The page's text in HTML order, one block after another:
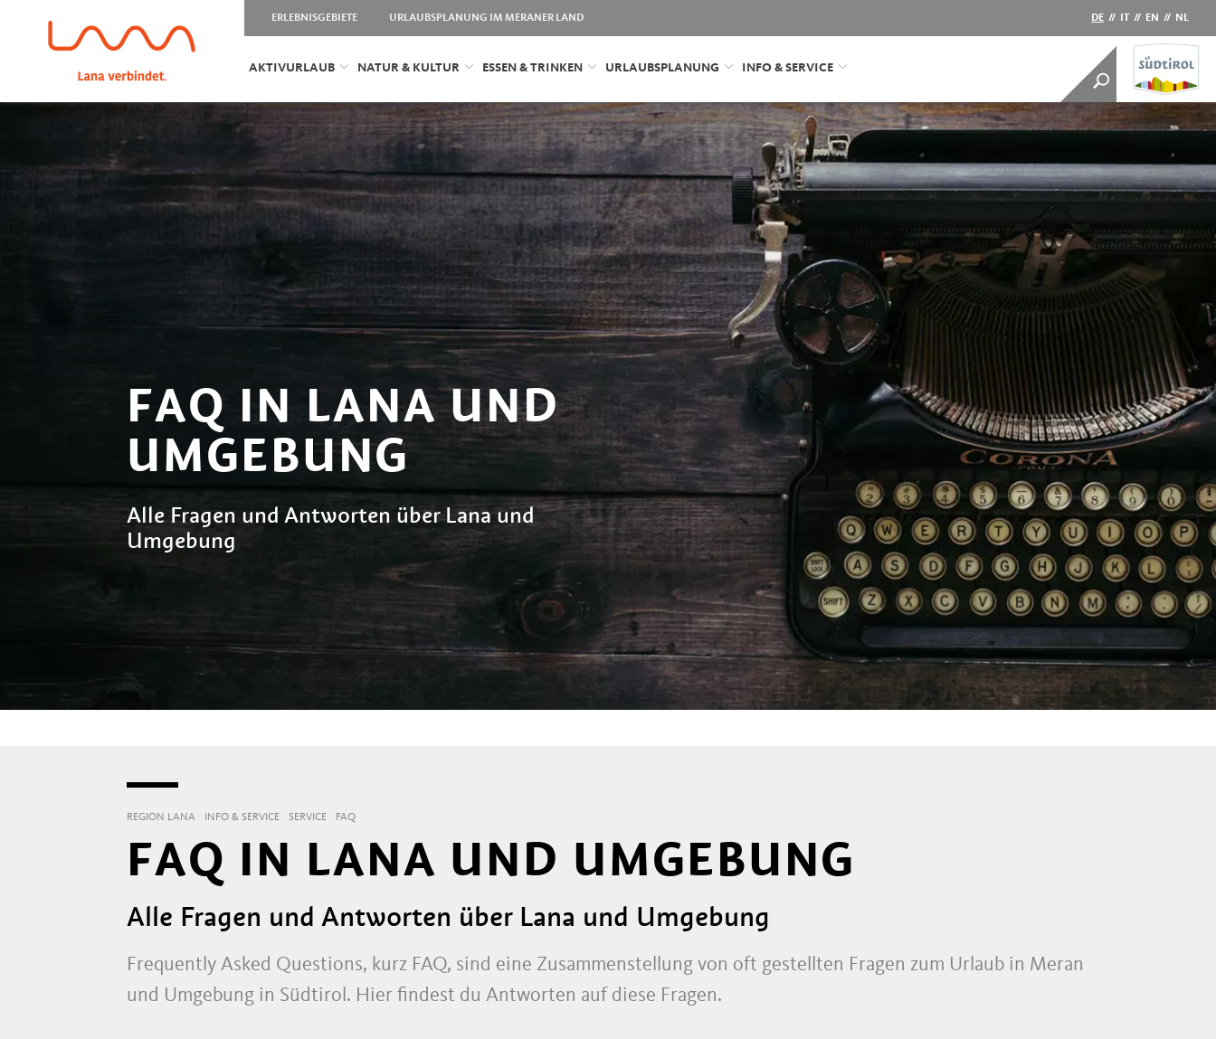
ERLEBNISGEBIETE URLAUBSPLANUNG IM MERANER LAND DE // IT // EN // NL
AKTIVURLAUB NATUR & KULTUR ESSEN & TRINKEN URLAUBSPLANUNG INFO & SERVICE
FAQ IN LANA UND
UMGEBUNG
Alle Fragen und Antworten über Lana und
Umgebung
REGION LANA INFO & SERVICE SERVICE FAQ
FAQ IN LANA UND UMGEBUNG
Alle Fragen und Antworten über Lana und Umgebung
Frequently Asked Questions, kurz FAQ, sind eine Zusammenstellung von oft gestellten Fragen zum Urlaub in Meran
und Umgebung in Südtirol. Hier findest du Antworten auf diese Fragen.